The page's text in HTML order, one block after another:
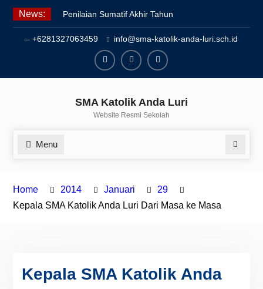
Skip
content
News:
Penilaian Sumatif Akhir Tahun
Semester Genap 2025/2026
Pengumuman Kelulusan Siswa
Kelas XII SMAK Anda Luri
Pelantikan Pengurus Osis SMAK
+6281327063459 info@sma-katolik-anda-luri.sch.id
FacebookYoutubeInstagram
SMA Katolik Anda Luri
Website Resmi Sekolah
Menu
Home 2014 Januari
29
Kepala SMA Katolik Anda Luri Dari Masa ke Masa
Kepala SMA Katolik Anda